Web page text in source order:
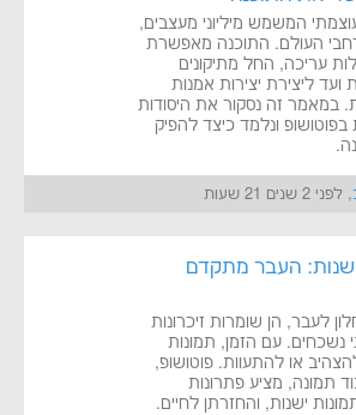
המשמש מיליוני מעצבים,
העולם. התוכנה מאפשרת
עריכה, החל מתיקונים
ועד ליצירת יצירות אמנות
במאמר זה נסקור את היסודות
ונלמד כיצד להפיק
, לפני 2 שנים 21 שעות
העבר מתקדם
לעבר, הן שומרות זיכרונות
נשכחים. עם הזמן, תמונות
או להתעוות. פוטושופ,
תמונה, מציע פתרונות
ישנות, והחזרתן לחיים.